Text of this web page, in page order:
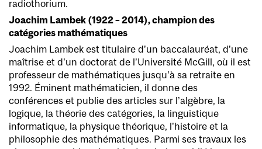
radiothorium.
Joachim Lambek (1922 – 2014), champion des
catégories mathématiques
Joachim Lambek est titulaire d’un baccalauréat, d’une
maîtrise et d’un doctorat de l’Université McGill, où il est
professeur de mathématiques jusqu’à sa retraite en
1992. Éminent mathématicien, il donne des
conférences et publie des articles sur l’algèbre, la
logique, la théorie des catégories, la linguistique
informatique, la physique théorique, l’histoire et la
philosophie des mathématiques. Parmi ses travaux les